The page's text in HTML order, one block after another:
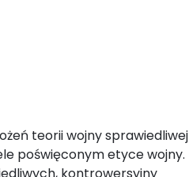
teorii wojny sprawiedliwej
poświęconym etyce wojny.